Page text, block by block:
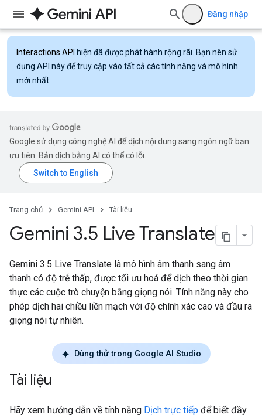
Đăng nhập
Interactions API hiện đã được phát hành rộng rãi. Bạn nên sử
dụng API này để truy cập vào tất cả các tính năng và mô hình
mới nhất.
Google sử dụng công nghệ AI để dịch nội dung sang ngôn ngữ bạn
ưu tiên. Bản dịch bằng AI có thể có lỗi.
Trang chủ Gemini API Tài liệu
Gemini 3.5 Live Translate
Gemini 3.5 Live Translate là mô hình âm thanh sang âm
thanh có độ trễ thấp, được tối ưu hoá để dịch theo thời gian
thực các cuộc trò chuyện bằng giọng nói. Tính năng này cho
phép dịch hai chiều liền mạch với độ chính xác cao và đầu ra
giọng nói tự nhiên.
Dùng thử trong Google AI Studio
Tài liệu
Hãy xem hướng dẫn về tính năng Dịch trực tiếp để biết đầy